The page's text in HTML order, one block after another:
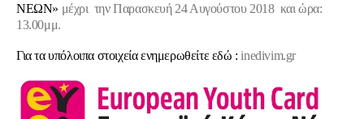
ΝΕΩΝ» μέχρι την Παρασκευή 24 Αυγούστου 2018 και ώρα:
13.00μμ.
Για τα υπόλοιπα στοιχεία ενημερωθείτε εδώ : inedivim.gr